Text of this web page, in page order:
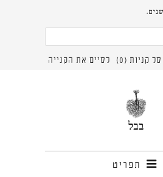
לסיים את הקנייה סל קניות ( 0
)
תפריט